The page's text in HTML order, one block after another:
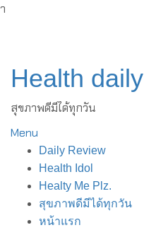
ำ
Health daily
สุขภาพดีมีได้ทุกวัน
Menu
Daily Review
Health Idol
Healty Me Plz.
สุขภาพดีมีได้ทุกวัน
หน้าแรก